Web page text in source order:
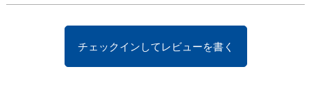
チェックインしてレビューを書く